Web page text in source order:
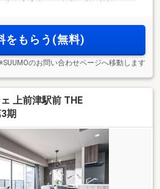
をもらう(無料)
のお問い合わせページへ移動します
上前津駅前 THE
期